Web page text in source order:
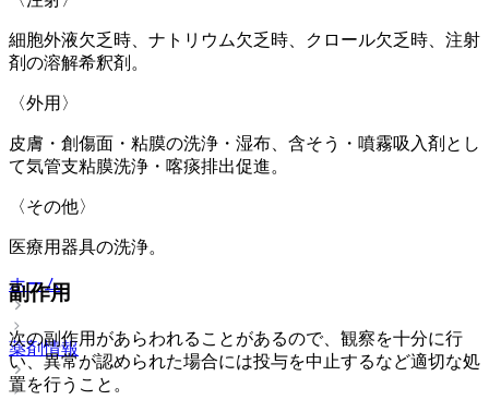
細胞外液欠乏時、ナトリウム欠乏時、クロール欠乏時、注射
剤の溶解希釈剤。
〈外用〉
皮膚・創傷面・粘膜の洗浄・湿布、含そう・噴霧吸入剤とし
て気管支粘膜洗浄・喀痰排出促進。
〈その他〉
医療用器具の洗浄。
副作用
次の副作用があらわれることがあるので、観察を十分に行
い、異常が認められた場合には投与を中止するなど適切な処
置を行うこと。
ホーム
薬剤情報